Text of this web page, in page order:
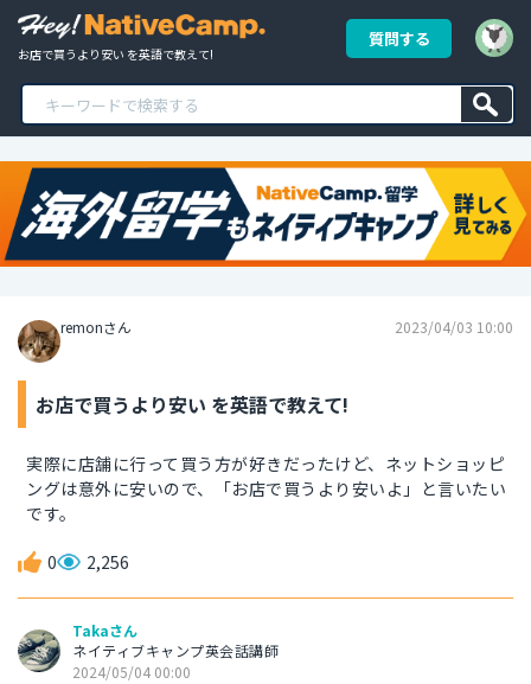
お店で買うより安い を英語で教えて!
質問する
remonさん 2023/04/03 10:00
お店で買うより安い を英語で教えて!
実際に店舗に行って買う方が好きだったけど、ネットショッピ
ングは意外に安いので、「お店で買うより安いよ」と言いたい
です。
0 2,256
Takaさん
ネイティブキャンプ英会話講師
2024/05/04 00:00